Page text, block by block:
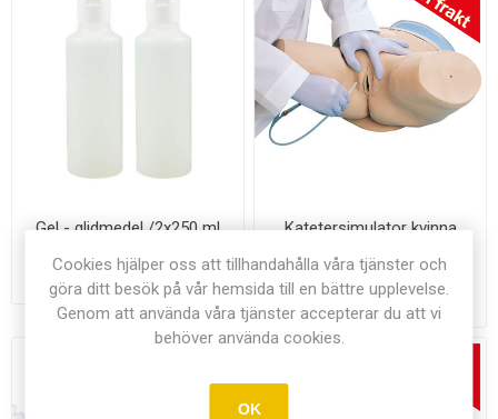
Gel - glidmedel /2x250 ml
765,00 kr exkl moms
Katetersimulator kvinna
26.195,00 kr exkl
moms
Cookies hjälper oss att tillhandahålla våra tjänster och
göra ditt besök på vår hemsida till en bättre upplevelse.
Genom att använda våra tjänster accepterar du att vi
behöver använda cookies.
OK